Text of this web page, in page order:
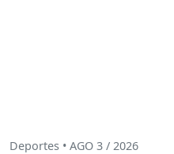
Deportes • AGO 3 / 2026